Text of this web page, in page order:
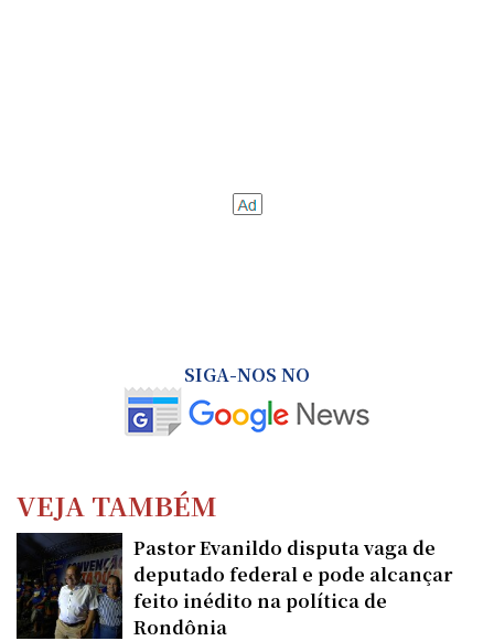
SIGA-NOS NO
VEJA TAMBÉM
Pastor Evanildo disputa vaga de
deputado federal e pode alcançar
feito inédito na política de
Rondônia